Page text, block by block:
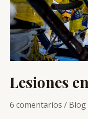
Lesiones
6 comentarios / Blog